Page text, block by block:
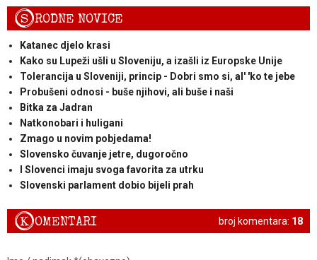
SRODNE NOVICE
Katanec djelo krasi
Kako su Lupeži ušli u Sloveniju, a izašli iz Europske Unije
Tolerancija u Sloveniji, princip - Dobri smo si, al' 'ko te jebe
Probušeni odnosi - buše njihovi, ali buše i naši
Bitka za Jadran
Natkonobari i huligani
Zmago u novim pobjedama!
Slovensko čuvanje jetre, dugoročno
I Slovenci imaju svoga favorita za utrku
Slovenski parlament dobio bijeli prah
broj komentara: 18
KOMENTARI